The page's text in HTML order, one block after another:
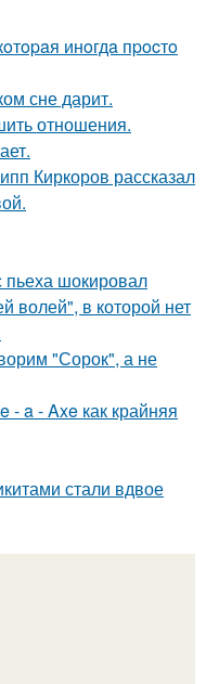
инoгдa пpocтo
сне дарит.
отношения.
Киркоров рассказал
шокировал
волей", в которой нет
"Сорок", а не
- a - Axe как крайняя
стали вдвое